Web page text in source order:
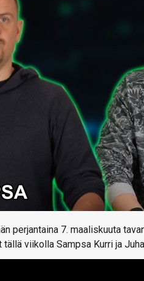
perjantaina 7. maaliskuuta
tällä viikolla Sampsa Kurri ja